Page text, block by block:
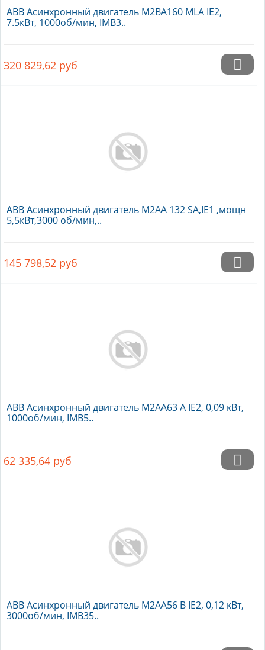
ABB Асинхронный двигатель M2BA160 MLA IE2,
7.5кВт, 1000об/мин, IMB3..
320 829,62 руб
ABB Асинхронный двигатель M2AA 132 SA,IE1 ,мощн
5,5кВт,3000 об/мин,..
145 798,52 руб
ABB Асинхронный двигатель M2AA63 A IE2, 0,09 кВт,
1000об/мин, IMB5..
62 335,64 руб
ABB Асинхронный двигатель M2AA56 B IE2, 0,12 кВт,
3000об/мин, IMB35..